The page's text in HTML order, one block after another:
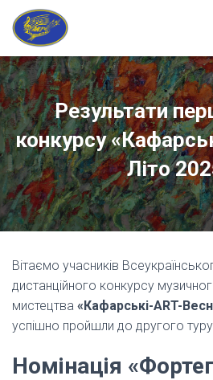
Результати
конкурсу
Літо
Вітаємо учасників
дистанційного конкурсу
мистецтва «Кафарські-ART-
успішно пройшли до другого
Номінація